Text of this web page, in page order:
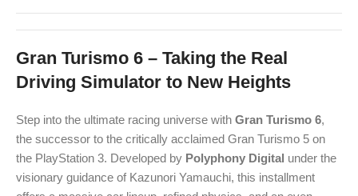
Gran Turismo 6 – Taking the Real
Driving Simulator to New Heights
Step into the ultimate racing universe with Gran Turismo 6,
the successor to the critically acclaimed Gran Turismo 5 on
the PlayStation 3. Developed by Polyphony Digital under the
visionary guidance of Kazunori Yamauchi, this installment